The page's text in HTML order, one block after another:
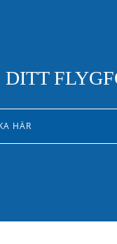
HÄR